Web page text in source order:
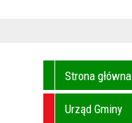
Strona główna
Urząd Gminy